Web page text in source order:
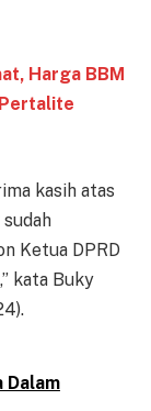
Harga BBM
kasih atas
Ketua DPRD
kata Buky
Dalam